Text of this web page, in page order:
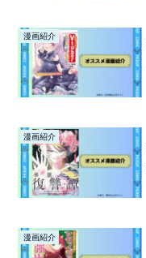
漫画紹介
漫画紹介
漫画紹介